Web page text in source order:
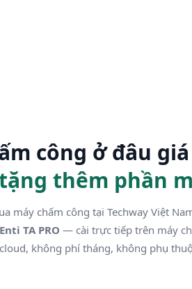
công ở đâu
thêm phần
máy chấm công tại Techway Việt
Enti TA PRO — cài trực tiếp trên máy
không phí tháng, không phụ